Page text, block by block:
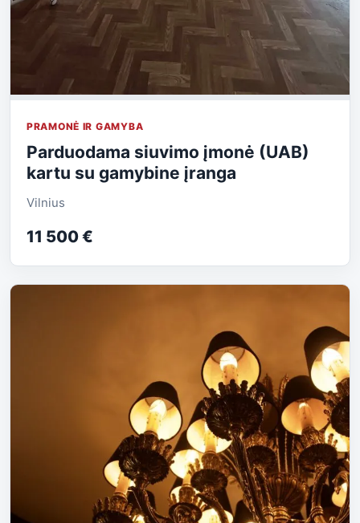
PRAMONĖ IR GAMYBA
Parduodama siuvimo įmonė (UAB)
kartu su gamybine įranga
Vilnius
11 500 €